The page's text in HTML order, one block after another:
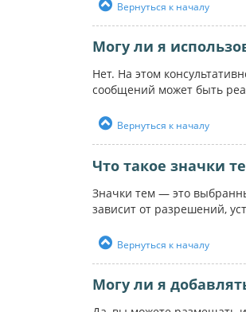
Вернуться к началу
Могу ли я
Нет. На этом
сообщений может быть
Вернуться к началу
Что такое значки
Значки тем — это
зависит от разрешений,
Вернуться к началу
Могу ли я